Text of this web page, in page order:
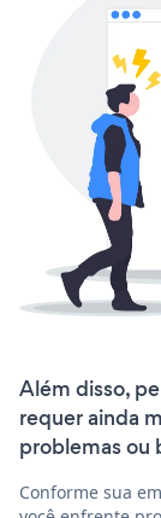
Além disso,
requer ainda
problemas ou
Conforme sua